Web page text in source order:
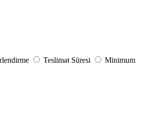
Teslimat Süresi
Minimum